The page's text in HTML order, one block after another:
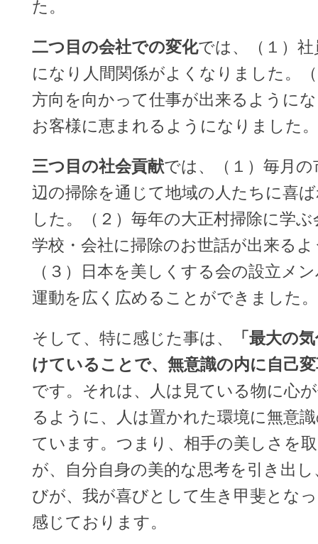
た。
二つ目の会社での変化では、（１）
になり人間関係がよくなりました。
方向を向かって仕事が出来るように
お客様に恵まれるようになりました。
三つ目の社会貢献では、（１）毎月
辺の掃除を通じて地域の人たちに喜
した。（２）毎年の大正村掃除に学
学校・会社に掃除のお世話が出来る
（３）日本を美しくする会の設立メ
運動を広く広めることができました。
そして、特に感じた事は、
「最大の
けていることで、無意識の内に自己
です。それは、人は見ている物に心
るように、人は置かれた環境に無意
ています。つまり、相手の美しさを
が、自分自身の美的な思考を引き出
びが、我が喜びとして生き甲斐とな
感じております。